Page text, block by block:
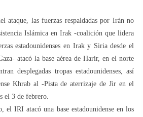
ataque, las fuerzas respaldadas por Irán no
Islámica en Irak -coalición que lidera
estadounidenses en Irak y Siria desde el
atacó la base aérea de Harir, en el norte
desplegadas tropas estadounidenses, así
Khrab al -Pista de aterrizaje de Jir en el
el 3 de febrero.
el IRI atacó una base estadounidense en los